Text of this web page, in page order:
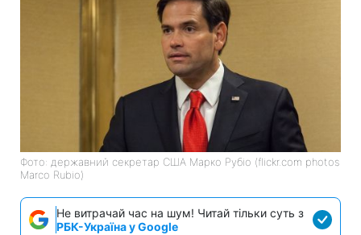
Фото: державний секретар США Марко Рубіо (flickr.com photos
Marco Rubio)
Не витрачай час на шум! Читай тільки суть з
РБК-Україна у Google